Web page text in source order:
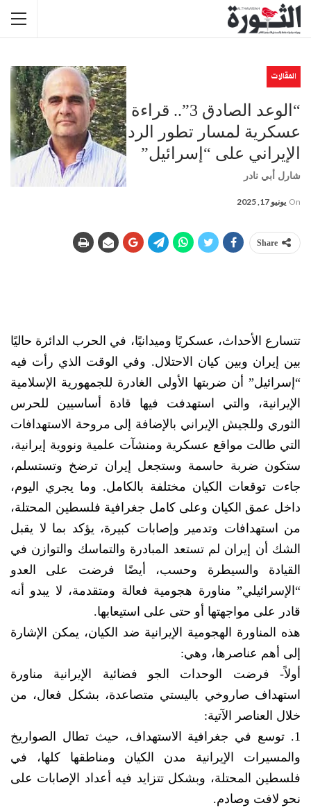
المقالات
“الوعد الصادق 3”.. قراءة
عسكرية لمسار تطور الرد
الإيراني على “إسرائيل”
شارل أبي نادر
On يونيو 17, 2025
Share
تتسارع الأحداث، عسكريًا وميدانيًا، في الحرب الدائرة حاليًا
بين إيران وبين كيان الاحتلال. وفي الوقت الذي رأت فيه
“إسرائيل” أن ضربتها الأولى الغادرة للجمهورية الإسلامية
الإيرانية، والتي استهدفت فيها قادة أساسيين للحرس
الثوري وللجيش الإيراني بالإضافة إلى مروحة الاستهدافات
التي طالت مواقع عسكرية ومنشآت علمية ونووية إيرانية،
ستكون ضربة حاسمة وستجعل إيران ترضخ وتستسلم،
جاءت توقعات الكيان مختلفة بالكامل. وما يجري اليوم،
داخل عمق الكيان وعلى كامل جغرافية فلسطين المحتلة،
من استهدافات وتدمير وإصابات كبيرة، يؤكد بما لا يقبل
الشك أن إيران لم تستعد المبادرة والتماسك والتوازن في
القيادة والسيطرة وحسب، أيضًا فرضت على العدو
“الإسرائيلي” مناورة هجومية فعالة ومتقدمة، لا يبدو أنه
قادر على مواجهتها أو حتى على استيعابها.
هذه المناورة الهجومية الإيرانية ضد الكيان، يمكن الإشارة
إلى أهم عناصرها، وهي:
أولاً- فرضت الوحدات الجو فضائية الإيرانية مناورة
استهداف صاروخي باليستي متصاعدة، بشكل فعال، من
خلال العناصر الآتية:
1. توسع في جغرافية الاستهداف، حيث تطال الصواريخ
والمسيرات الإيرانية مدن الكيان ومناطقها كلها، في
فلسطين المحتلة، وبشكل تتزايد فيه أعداد الإصابات على
نحو لافت وصادم.